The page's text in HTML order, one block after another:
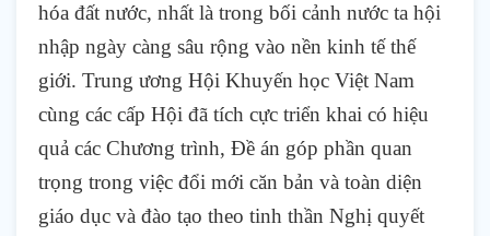
hóa đất nước, nhất là trong bối cảnh nước ta hội
nhập ngày càng sâu rộng vào nền kinh tế thế
giới. Trung ương Hội Khuyến học Việt Nam
cùng các cấp Hội đã tích cực triển khai có hiệu
quả các Chương trình, Đề án góp phần quan
trọng trong việc đổi mới căn bản và toàn diện
giáo dục và đào tạo theo tinh thần Nghị quyết